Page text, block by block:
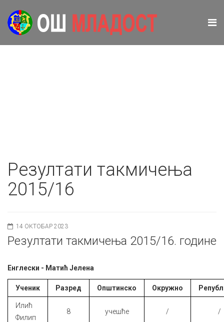
Резултати такмичења
2015/16
14 ОКТОБАР 2023
Резултати такмичења 2015/16. године
Енглески - Матић Јелена
Ученик Разред Општинско Окружно
Илић
Филип
8 учешће / /